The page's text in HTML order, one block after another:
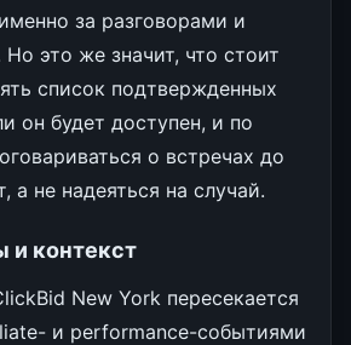
за разговорами и
Но это же значит, что стоит
список подтвержденных
он будет доступен, и по
о встречах до
а не надеяться на случай.
и контекст
New York пересекается
и performance-событиями